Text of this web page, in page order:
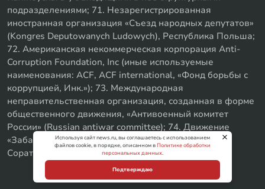
подразделениями; 71. Незарегистрированная
иностранная организация «Съезд народных депутатов»
(Kongres Deputowanych Ludowych), Республика Польша;
72. Американская некоммерческая корпорация Anti-
Corruption Foundation, Inc (иные используемые
наименования: ACF, ACF international, «Фонд борьбы с
коррупцией, Инк.»); 73. Международная
неправительственная организация, созданная в форме
общественного движения, «Антивоенный комитет
России» (Russian antiwar committee); 74. Движение
«Забайкальское левое объединение»; 75. «SxE
Соратники с Уфы»
Используя сайт news.ru, вы соглашаетесь с использованием
файлов cookie, в порядке, описанном вПолитике обработки
персональных данных.
Подтверждаю